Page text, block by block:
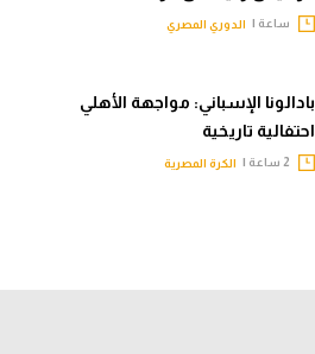
ساعة | الدوري المصري
بادالونا الإسباني: مواجهة الأهلي
احتفالية تاريخية
الكرة المصرية